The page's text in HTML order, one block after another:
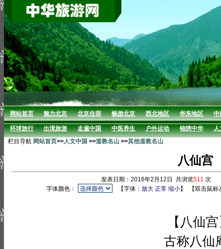
网站首页 魅力北京 北京住宿 畅游北京 西北地区 华东地区 中
环球旅行 出境旅游 走遍中国 中医养生 户外运动 锦绣中华
人
栏目导航 网站首页>>人文中国 >>道教名山 >>其他道教名山
八仙宫
发表日期：2016年2月12日 共浏览511 次
字体颜色：
【字体：放大 正常 缩小】 【双击鼠
【八仙
古称八仙